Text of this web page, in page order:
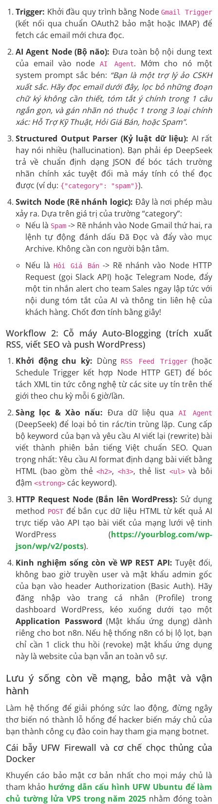
Trigger: Khởi đầu quy trình bằng NodeGmail Trigger
(kết nối qua chuẩn OAuth2 bảo mật hoặc IMAP) để
fetch các email mới chưa đọc.
AI Agent Node (Bộ não): Đưa toàn bộ nội dung text
của email vào nodeAI Agent. Mớm cho nó một
system prompt sắc bén: “Bạn là một trợ lý ảo CSKH
xuất sắc. Hãy đọc email dưới đây, lọc bỏ những đoạn
chữ ký không cần thiết, tóm tắt ý chính trong 1 câu
ngắn gọn, và gán nhãn nó thuộc 1 trong 3 loại chính
xác: Hỗ Trợ Kỹ Thuật, Hỏi Giá Bán, hoặc Spam”.
Structured Output Parser (Kỷ luật dữ liệu): AI rất
hay nói nhiều (hallucination). Bạn phải ép DeepSeek
trả về chuẩn định dạng JSON để bóc tách trường
nhãn chính xác tuyệt đối mà máy tính có thể đọc
được (ví dụ: {"category": "spam"}).
Switch Node (Rẽ nhánh logic): Đây là nơi phép màu
xảy ra. Dựa trên giá trị của trường “category”:
Nếu là Spam -> Rẽ nhánh vào Node Gmail thứ hai, ra
lệnh tự động đánh dấu Đã Đọc và đẩy vào mục
Archive. Không cần con người bận tâm.
Nếu là Hỏi Giá Bán -> Rẽ nhánh vào Node HTTP
Request (gọi Slack API) hoặc Telegram Node, đẩy
một tin nhắn alert cho team Sales ngay lập tức với
nội dung tóm tắt của AI và thông tin liên hệ của
khách hàng. Chốt đơn tính bằng giây!
Workflow 2: Cỗ máy Auto-Blogging (trích xuất
RSS, viết SEO và push WordPress)
Khởi động chu kỳ: Dùng RSS Feed Trigger (hoặc
Schedule Trigger kết hợp Node HTTP GET) để bóc
tách XML tin tức công nghệ từ các site uy tín trên thế
giới theo chu kỳ mỗi 6 giờ/lần.
Sàng lọc & Xào nấu: Đưa dữ liệu qua AI Agent
(DeepSeek) để loại bỏ tin rác/tin trùng lặp. Cung cấp
bộ keyword của bạn và yêu cầu AI viết lại (rewrite) bài
viết thành phiên bản tiếng Việt chuẩn SEO. Quan
trọng nhất: Yêu cầu AI format định dạng bài viết bằng
HTML (bao gồm thẻ<h2>,<h3>, thẻ list <ul>và bôi
đậm <strong> các keyword).
HTTP Request Node (Bắn lên WordPress): Sử dụng
method POSTđể bắn cục dữ liệu HTML từ kết quả AI
trực tiếp vào API tạo bài viết của mạng lưới vệ tinh
WordPress (https://yourblog.com/wp-
json/wp/v2/posts).
Kinh nghiệm sống còn về WP REST API: Tuyệt đối,
không bao giờ truyền user và mật khẩu admin gốc
của bạn vào header Authorization (Basic Auth). Hãy
đăng nhập vào trang cá nhân (Profile) trong
dashboard WordPress, kéo xuống dưới tạo một
Application Password (Mật khẩu ứng dụng) dành
riêng cho bot n8n. Nếu hệ thống n8n có bị lộ lọt, bạn
chỉ cần 1 click thu hồi (revoke) mật khẩu ứng dụng
này là website của bạn vẫn an toàn vô sự.
Lưu ý sống còn về mạng, bảo mật và vận
hành
Làm hệ thống để giải phóng sức lao động, đừng ngây
thơ biến nó thành lỗ hổng để hacker biến máy chủ của
bạn thành công cụ đào coin hay tham gia mạng botnet.
Cái bẫy UFW Firewall và cơ chế chọc thủng của
Docker
Khuyến cáo bảo mật cơ bản nhất cho mọi máy chủ là
tham khảo hướng dẫn cấu hình UFW Ubuntu để làm
chủ tường lửa VPS trong năm 2025 nhằm đóng toàn